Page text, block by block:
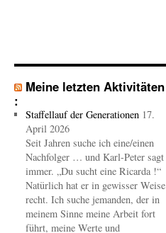
Meine letzten Aktivitäten
:
Staffellauf der Generationen 17.
April 2026
Seit Jahren suche ich eine/einen
Nachfolger … und Karl-Peter sagt
immer. „Du sucht eine Ricarda !“
Natürlich hat er in gewisser Weise
recht. Ich suche jemanden, der in
meinem Sinne meine Arbeit fort
führt, meine Werte und